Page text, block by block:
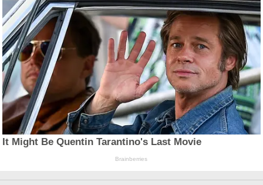
It Might Be Quentin Tarantino's Last Movie
Brainberries